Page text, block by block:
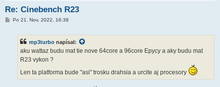
Re: Cinebench R23
PPo 21. Nov, 2022, 16:38
mp3turbo napísal:
aku wattaz budu mat tie nove 64core a 96core Epycy a aky budu mat
R23 vykon ?
Len ta platforma bude "asi" trosku drahsia a urcite aj procesory